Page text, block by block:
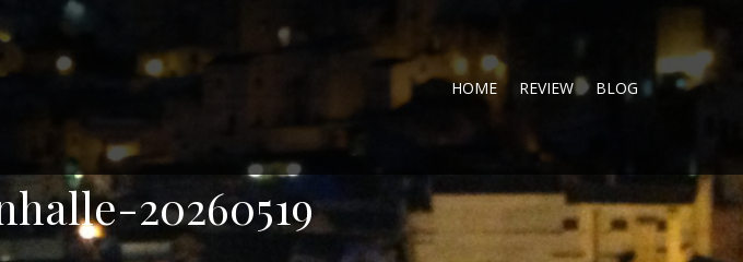
HOME REVIEW BLOG
20260519